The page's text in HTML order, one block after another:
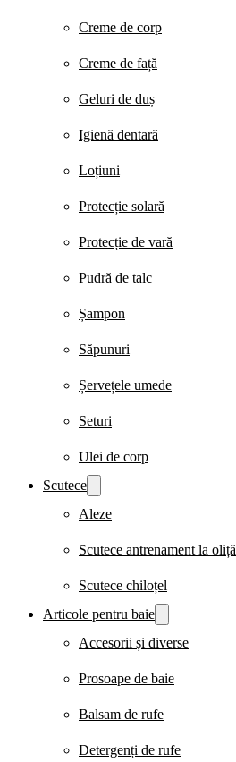
Creme de corp
Creme de față
Geluri de duș
Igienă dentară
Loțiuni
Protecție solară
Protecție de vară
Pudră de talc
Șampon
Săpunuri
Șervețele umede
Seturi
Ulei de corp
Scutece
Aleze
Scutece antrenament la oliță
Scutece chiloțel
Articole pentru baie
Accesorii și diverse
Prosoape de baie
Balsam de rufe
Detergenți de rufe